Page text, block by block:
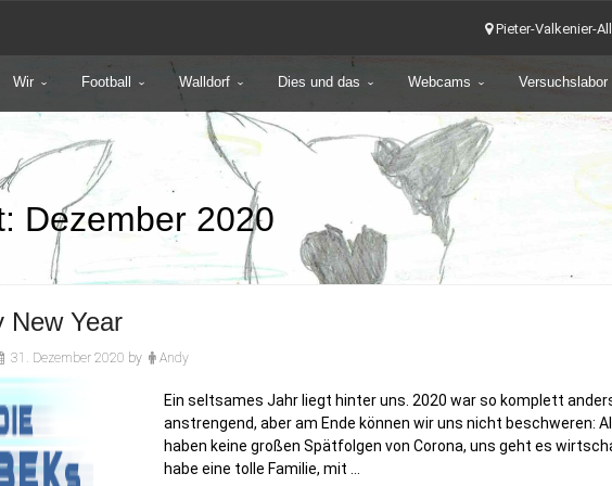
Pieter-Valkenier-
Wir Football Walldorf Dies und das Webcams Versuchslabor
Dezember 2020
New Year
31. Dezember 2020 by Andy
Ein seltsames Jahr liegt hinter uns. 2020 war so komplett
anstrengend, aber am Ende können wir uns nicht beschweren:
haben keine großen Spätfolgen von Corona, uns geht es
habe eine tolle Familie, mit …